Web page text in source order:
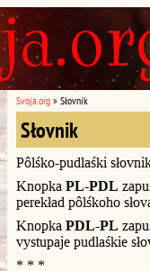
Svoja.org » Słovnik
Słovnik
Pôlśko-pudlaśki
Knopka PL-PDL
perekład pôlśkoho
Knopka PDL-PL
vystupaje pudlaśkie
* * *